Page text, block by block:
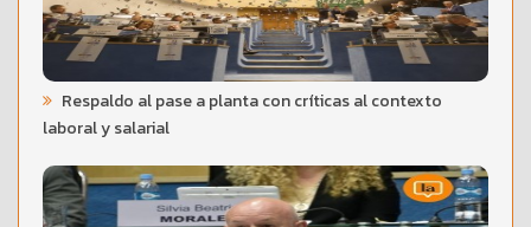
Respaldo al pase a planta con críticas al contexto
laboral y salarial